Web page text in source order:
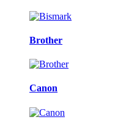
Brother
Canon